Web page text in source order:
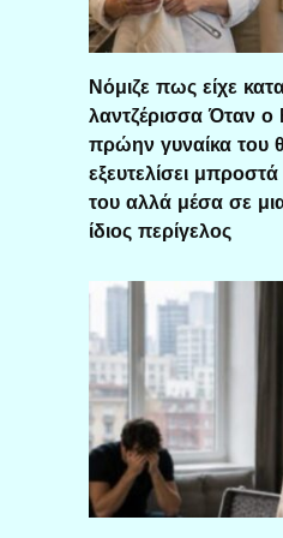
Νόμιζε πως είχε
λαντζέρισσα Όταν ο
πρώην γυναίκα του
εξευτελίσει
του αλλά μέσα σε
ίδιος περίγελος